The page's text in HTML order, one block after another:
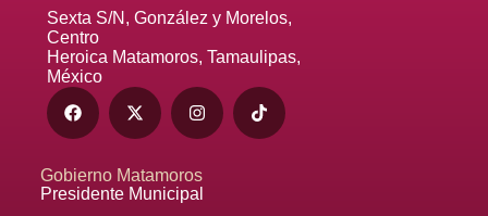
Sexta S/N, González y Morelos,
Centro
Heroica Matamoros, Tamaulipas,
México
Gobierno Matamoros
Presidente Municipal